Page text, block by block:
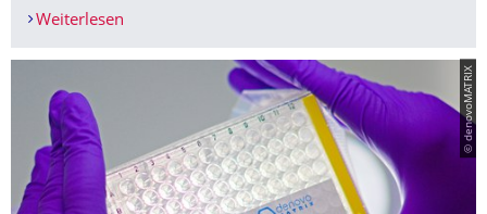
Weiterlesen
© denovoMATRIX